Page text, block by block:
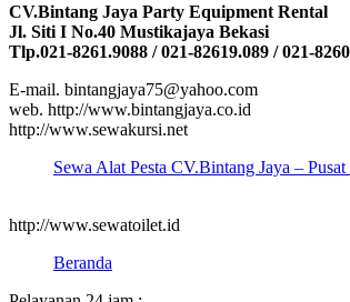
CV.Bintang Jaya Party Equipment Rental
Jl. Siti I No.40 Mustikajaya Bekasi
Tlp.021-8261.9088 / 021-82619.089 / 021-
E-mail. bintangjaya75@yahoo.com
web. http://www.bintangjaya.co.id
http://www.sewakursi.net
Sewa Alat Pesta CV.Bintang Jaya –
http://www.sewatoilet.id
Beranda